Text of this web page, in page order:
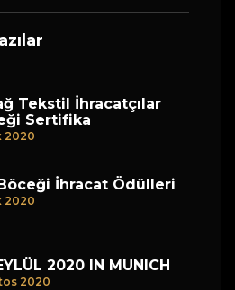
Tekstil İhracatçılar
Sertifika
2020
İhracat Ödülleri
2020
2020 IN MUNICH
2020